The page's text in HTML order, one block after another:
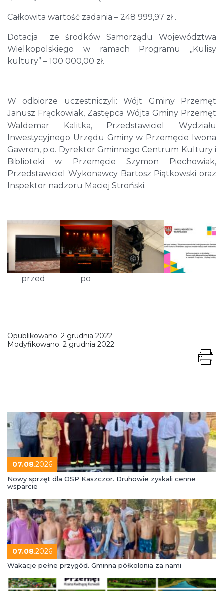
Całkowita wartość zadania – 248 999,97 zł .
Dotacja ze środków Samorządu Województwa
Wielkopolskiego w ramach Programu „Kulisy
kultury” – 100 000,00 zł.
W odbiorze uczestniczyli: Wójt Gminy Przemęt
Janusz Frąckowiak, Zastępca Wójta Gminy Przemęt
Waldemar Kalitka, Przedstawiciel Wydziału
Inwestycyjnego Urzędu Gminy w Przemęcie Iwona
Gawron, p.o. Dyrektor Gminnego Centrum Kultury i
Biblioteki w Przemęcie Szymon Piechowiak,
Przedstawiciel Wykonawcy Bartosz Piątkowski oraz
Inspektor nadzoru Maciej Stroński.
przed po
Opublikowano: 2 grudnia 2022
Modyfikowano: 2 grudnia 2022
07.08.2026
Nowy sprzęt dla OSP Kaszczor. Druhowie zyskali cenne
wsparcie
07.08.2026
Wakacje pełne przygód. Gminna półkolonia za nami